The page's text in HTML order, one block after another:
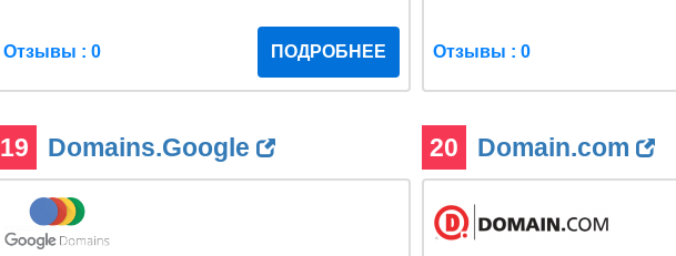
Отзывы : 0 ПОДРОБНЕЕ Отзывы : 0
19 Domains.Google 20 Domain.com